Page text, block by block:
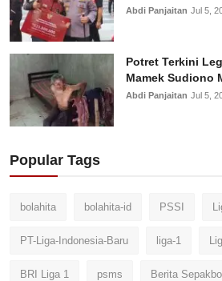
Abdi Panjaitan Jul 5,
Potret Terkini
Mamek Sudiono
Abdi Panjaitan Jul 5,
Popular Tags
bolahita bolahita-id PSSI
PT-Liga-Indonesia-Baru liga-1
BRI Liga 1 psms Berita